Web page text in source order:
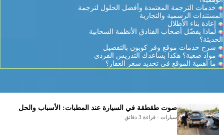
خدمات الترجمة المعتمدة وأفضل الحلول لترجمة
المستندات الرسمية والتجارية
إعادة بناء الأطلال
لماذا يفضّل أصحاب الفنادق الأنظمة السحابية
الحديثة؟
شرح خدمات موقع وفر كوبون بالتفصيل
مواد صعبة؟ هكذا يساعدك التدريس الفردي
ما أهمية الموقع في تحديد سعر العقار؟
صوت طقطقة في السيارة عند المطبات: الأسباب والحل
سيارات · قراءة 3 دقائق